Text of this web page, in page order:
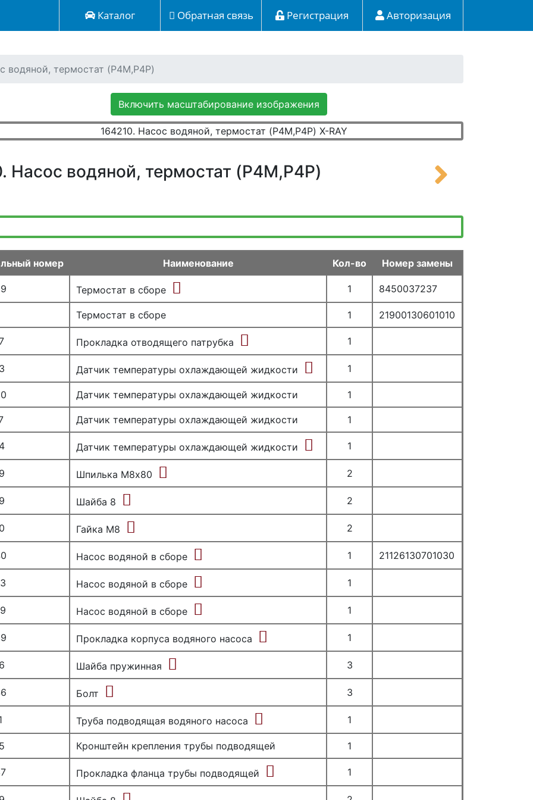
Каталог Обратная связь Регистрация Авторизация
водяной, термостат (P4M,P4P)
Включить масштабирование изображения
Насос водяной, термостат (P4M,P4P)
номер Наименование Кол-во Номер замены
Термостат в сборе 1 8450037237
Термостат в сборе 1 21900130601010
Прокладка отводящего патрубка 1
Датчик температуры охлаждающей жидкости 1
Датчик температуры охлаждающей жидкости 1
Датчик температуры охлаждающей жидкости 1
Датчик температуры охлаждающей жидкости 1
Шпилька М8х80 2
Шайба 8 2
Гайка М8 2
Насос водяной в сборе 1 21126130701030
Насос водяной в сборе 1
Насос водяной в сборе 1
Прокладка корпуса водяного насоса 1
Шайба пружинная 3
Болт 3
Труба подводящая водяного насоса 1
Кронштейн крепления трубы подводящей 1
Прокладка фланца трубы подводящей 1